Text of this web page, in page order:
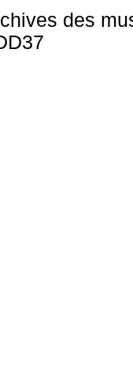
des